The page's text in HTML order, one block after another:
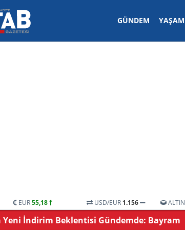
GÜNDEM YAŞAM
EUR55,18 USD/EUR 1.156 ALTIN
Karıştı: Ankara’dan Gelen Kulis Bilgileri